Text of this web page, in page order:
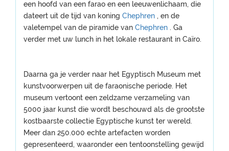
een hoofd van een farao en een leeuwenlichaam, die
dateert uit de tijd van koning Chephren , en de
valetempel van de piramide van Chephren . Ga
verder met uw lunch in het lokale restaurant in Caïro.
Daarna ga je verder naar het Egyptisch Museum met
kunstvoorwerpen uit de faraonische periode. Het
museum vertoont een zeldzame verzameling van
5000 jaar kunst die wordt beschouwd als de grootste
kostbaarste collectie Egyptische kunst ter wereld.
Meer dan 250.000 echte artefacten worden
gepresenteerd, waaronder een tentoonstelling gewijd